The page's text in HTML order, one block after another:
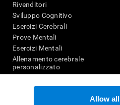
Allow all
Rivenditori
Sviluppo Cognitivo
Esercizi Cerebrali
Prove Mentali
Esercizi Mentali
Allenamento cerebrale
personalizzato
Divertenti giochi di matematica
Comprensione della lettura